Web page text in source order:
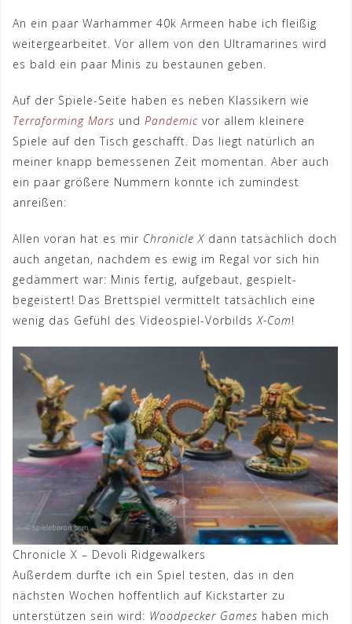
An ein paar Warhammer 40k Armeen habe ich fleißig
weitergearbeitet. Vor allem von den Ultramarines wird
es bald ein paar Minis zu bestaunen geben.
Auf der Spiele-Seite haben es neben Klassikern wie
Terraforming Mars und Pandemic vor allem kleinere
Spiele auf den Tisch geschafft. Das liegt natürlich an
meiner knapp bemessenen Zeit momentan. Aber auch
ein paar größere Nummern konnte ich zumindest
anreißen:
Allen voran hat es mir Chronicle X dann tatsächlich doch
auch angetan, nachdem es ewig im Regal vor sich hin
gedämmert war: Minis fertig, aufgebaut, gespielt-
begeistert! Das Brettspiel vermittelt tatsächlich eine
wenig das Gefühl des Videospiel-VorbildsX-Com!
Chronicle X – Devoli Ridgewalkers
Außerdem durfte ich ein Spiel testen, das in den
nächsten Wochen hoffentlich auf Kickstarter zu
unterstützen sein wird: Woodpecker Games haben mich